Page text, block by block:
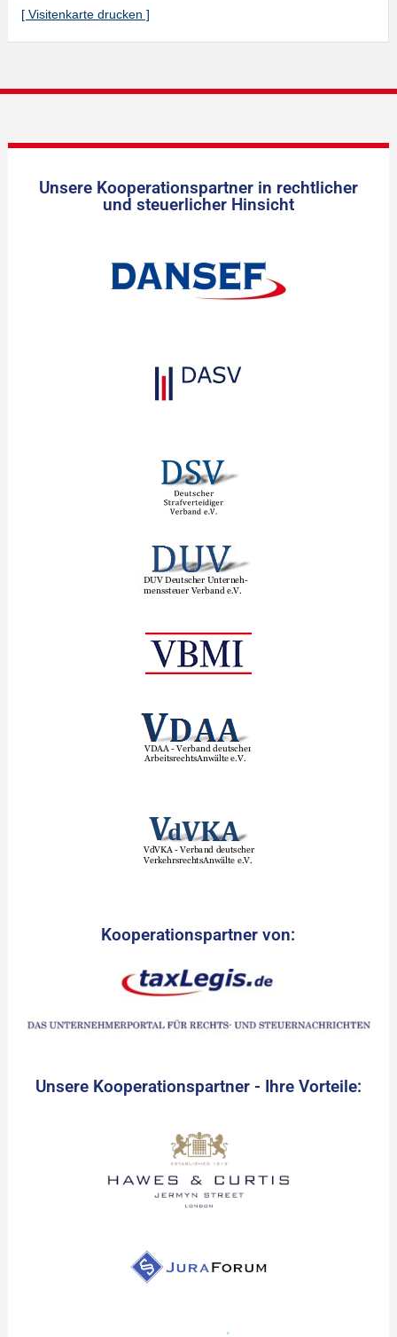
[ Visitenkarte drucken ]
Unsere Kooperationspartner in rechtlicher
und steuerlicher Hinsicht
Kooperationspartner von:
Unsere Kooperationspartner - Ihre Vorteile: